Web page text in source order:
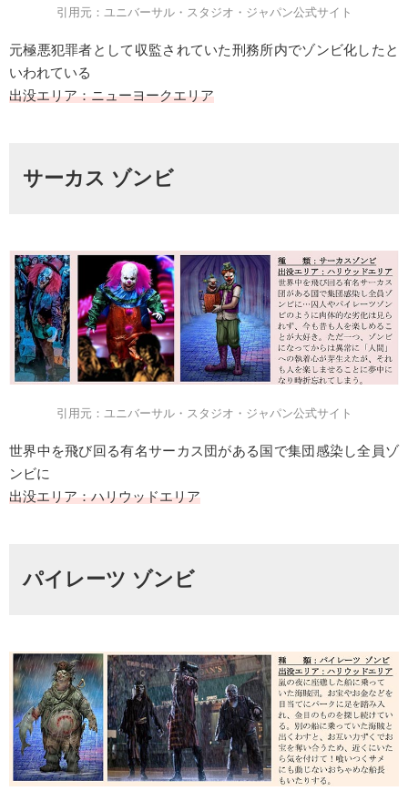
引用元：ユニバーサル・スタジオ・ジャパン公式サイト
元極悪犯罪者として収監されていた刑務所内でゾンビ化したと
いわれている
出没エリア：ニューヨークエリア
サーカス ゾンビ
引用元：ユニバーサル・スタジオ・ジャパン公式サイト
世界中を飛び回る有名サーカス団がある国で集団感染し全員ゾ
ンビに
出没エリア：ハリウッドエリア
パイレーツ ゾンビ